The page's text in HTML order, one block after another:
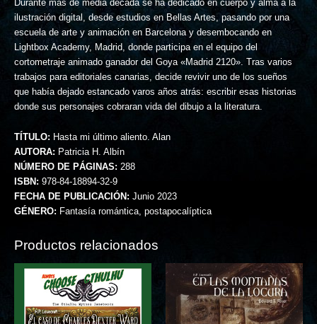
Durante más de media década se ha dedicado en cuerpo y alma a la
ilustración digital, desde estudios en Bellas Artes, pasando por una
escuela de arte y animación en Barcelona y desembocando en
Lightbox Academy, Madrid, donde participa en el equipo del
cortometraje animado ganador del Goya «Madrid 2120». Tras varios
trabajos para editoriales canarias, decide revivir uno de los sueños
que había dejado estancado varos años atrás: escribir esas historias
donde sus personajes cobraran vida del dibujo a la literatura.
TÍTULO: Hasta mi último aliento. Alan
AUTORA: Patricia H. Albín
NÚMERO DE PÁGINAS: 288
ISBN: 978-84-18894-32-9
FECHA DE PUBLICACIÓN: Junio 2023
GÉNERO: Fantasía romántica, postapocalíptica
Productos relacionados